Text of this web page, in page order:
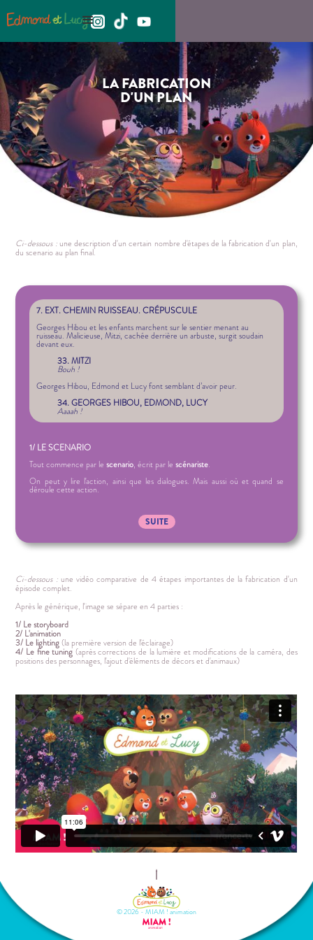
LA FABRICATION
D'UN PLAN
Ci-dessous :une description d'un certain nombre d'étapes de la fabrication d'un plan,
du scenario au plan final.
7. EXT. CHEMIN RUISSEAU. CRÉPUSCULE
Georges Hibou et les enfants marchent sur le sentier menant au
ruisseau. Malicieuse, Mitzi, cachée derrière un arbuste, surgit soudain
devant eux.
33. MITZI
Bouh !
Georges Hibou, Edmond et Lucy font semblant d’avoir peur.
34. GEORGES HIBOU, EDMOND, LUCY
Aaaah !
1/ LE SCENARIO
Tout commence par lescenario, écrit par lescénariste.
On peut y lire l'action, ainsi que les dialogues. Mais aussi où et quand se
déroule cette action.
SUITE
Ci-dessous :une vidéo comparative de 4 étapes importantes de la fabrication d'un
épisode complet.
Après le générique, l'image se sépare en 4 parties :
1/ Le storyboard
2/ L'animation
3/ Le lighting(la première version de l'éclairage)
4/ Le fine tuning (après corrections de la lumière et modifications de la caméra, des
positions des personnages, l'ajout d'éléments de décors et d'animaux)
© 2026 - MIAM ! animation